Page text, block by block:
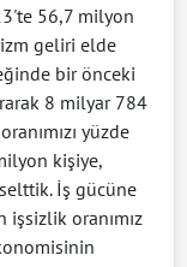
56,7 milyon
geliri elde
bir önceki
8 milyar 784
yüzde
kişiye,
İş gücüne
işsizlik oranımız